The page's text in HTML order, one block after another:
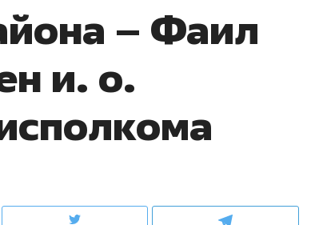
– Фаил
и. о.
школьной формы о контрафакте,
налогах и развитии без кредитов
чем интересен